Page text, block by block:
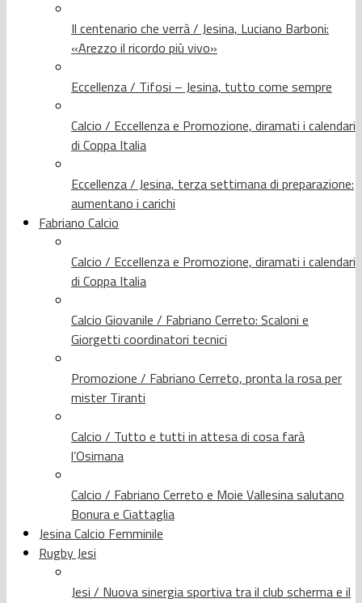
Il centenario che verrà / Jesina, Luciano Barboni:
«Arezzo il ricordo più vivo»
Eccellenza / Tifosi – Jesina, tutto come sempre
Calcio / Eccellenza e Promozione, diramati i calendari
di Coppa Italia
Eccellenza / Jesina, terza settimana di preparazione:
aumentano i carichi
Fabriano Calcio
Calcio / Eccellenza e Promozione, diramati i calendari
di Coppa Italia
Calcio Giovanile / Fabriano Cerreto: Scaloni e
Giorgetti coordinatori tecnici
Promozione / Fabriano Cerreto, pronta la rosa per
mister Tiranti
Calcio / Tutto e tutti in attesa di cosa farà
l’Osimana
Calcio / Fabriano Cerreto e Moie Vallesina salutano
Bonura e Ciattaglia
Jesina Calcio Femminile
Rugby Jesi
Jesi / Nuova sinergia sportiva tra il club scherma e il